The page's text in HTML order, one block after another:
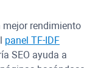
mejor rendimiento
panel TF-IDF
SEO ayuda a